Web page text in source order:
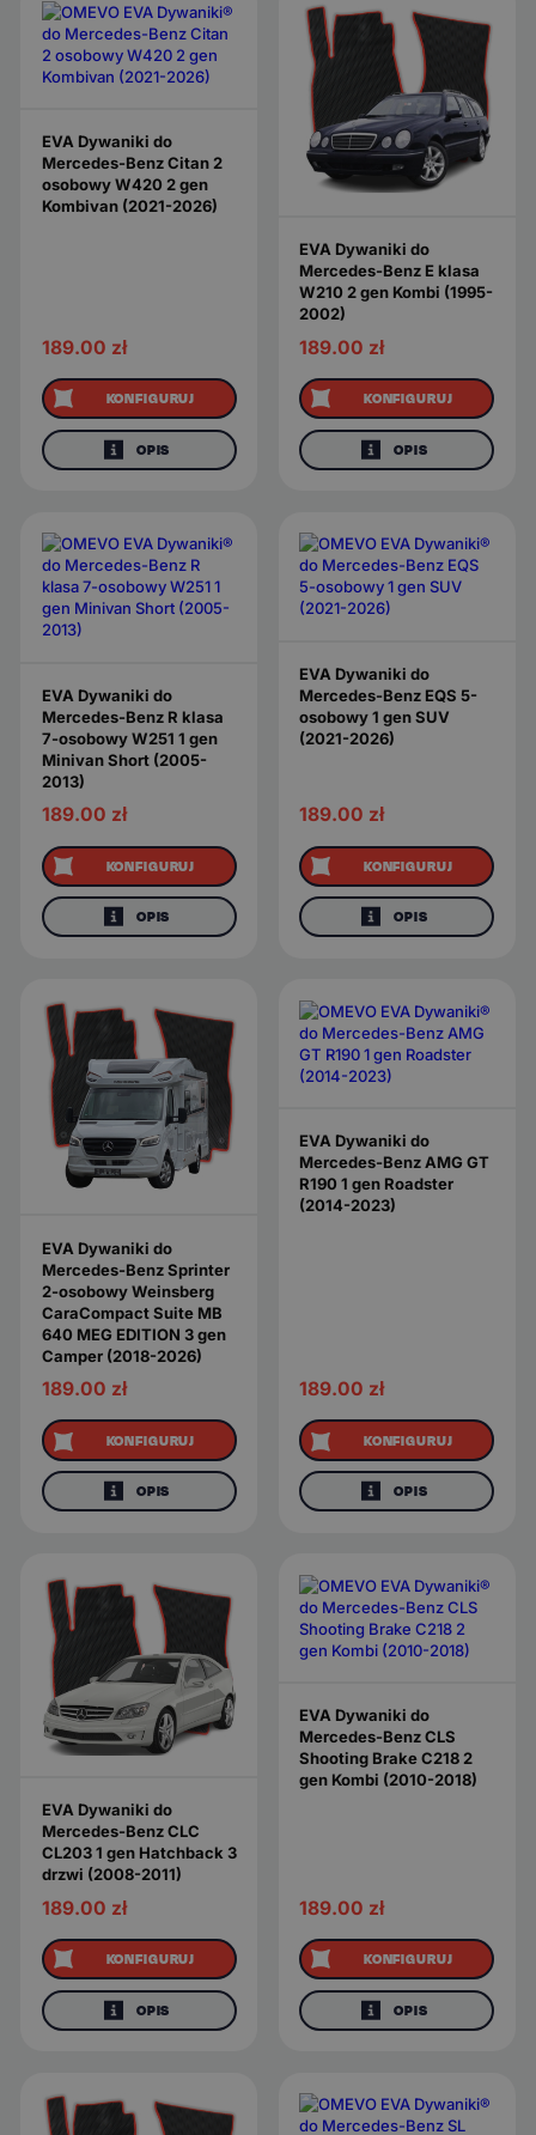
EVA Dywaniki do
Mercedes-Benz Citan 2
osobowy W420 2 gen
Kombivan (2021-2026)
189.00 zł
KONFIGURUJ
OPIS
EVA Dywaniki do
Mercedes-Benz E klasa
W210 2 gen Kombi (1995-
2002)
189.00 zł
KONFIGURUJ
OPIS
EVA Dywaniki do
Mercedes-Benz R klasa
7-osobowy W251 1 gen
Minivan Short (2005-
2013)
189.00 zł
KONFIGURUJ
OPIS
EVA Dywaniki do
Mercedes-Benz EQS 5-
osobowy 1 gen SUV
(2021-2026)
189.00 zł
KONFIGURUJ
OPIS
EVA Dywaniki do
Mercedes-Benz Sprinter
2-osobowy Weinsberg
CaraCompact Suite MB
640 MEG EDITION 3 gen
Camper (2018-2026)
189.00 zł
KONFIGURUJ
OPIS
EVA Dywaniki do
Mercedes-Benz AMG GT
R190 1 gen Roadster
(2014-2023)
189.00 zł
KONFIGURUJ
OPIS
EVA Dywaniki do
Mercedes-Benz CLC
CL203 1 gen Hatchback 3
drzwi (2008-2011)
189.00 zł
KONFIGURUJ
OPIS
EVA Dywaniki do
Mercedes-Benz CLS
Shooting Brake C218 2
gen Kombi (2010-2018)
189.00 zł
KONFIGURUJ
OPIS